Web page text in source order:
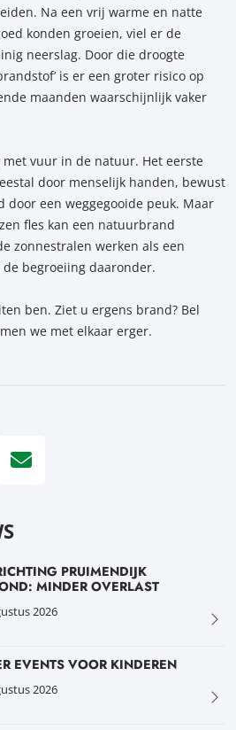
Na een vrij warme en natte
konden groeien, viel er de
neerslag. Door die droogte
is er een groter risico op
maanden waarschijnlijk vaker
vuur in de natuur. Het eerste
door menselijk handen, bewust
door een weggegooide peuk. Maar
fles kan een natuurbrand
zonnestralen werken als een
begroeiing daaronder.
ben. Ziet u ergens brand? Bel
we met elkaar erger.
PRUIMENDIJK
MINDER OVERLAST
2026
EVENTS VOOR KINDEREN
2026